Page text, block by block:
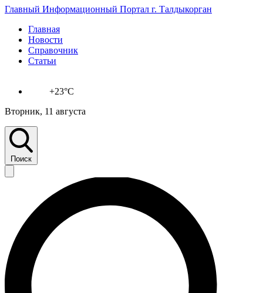
Главный Информационный Портал г. Талдыкорган
Главная
Новости
Справочник
Статьи
+23°C
Вторник, 11 августа
Поиск